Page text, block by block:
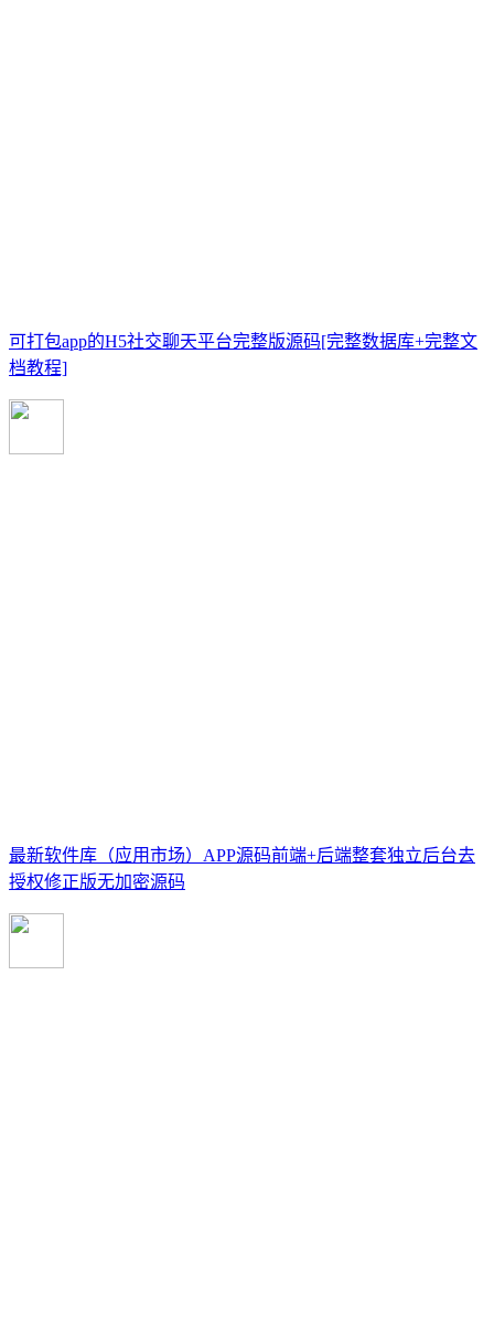
可打包app的H5社交聊天平台完整版源码[完整数据库+完整文
档教程]
最新软件库（应用市场）APP源码前端+后端整套独立后台去
授权修正版无加密源码